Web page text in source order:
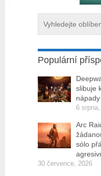
Populární
slibuje
nápady
6
Arc
sólo
30 července, 2026